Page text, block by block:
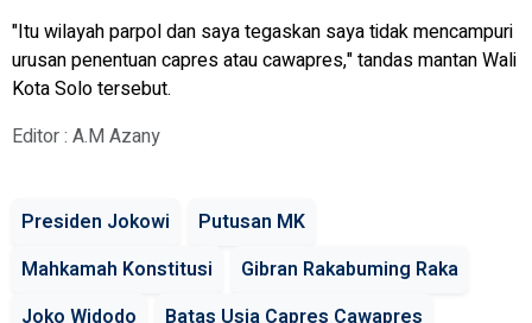
"Itu wilayah parpol dan saya tegaskan saya tidak mencampuri
urusan penentuan capres atau cawapres," tandas mantan Wali
Kota Solo tersebut.
Editor : A.M Azany
Presiden Jokowi
Putusan MK
Mahkamah Konstitusi
Gibran Rakabuming Raka
Joko Widodo
Batas Usia Capres Cawapres